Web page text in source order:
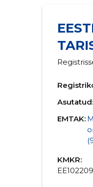
LIIT
Asutatud:
EMTAK:
KMKR: